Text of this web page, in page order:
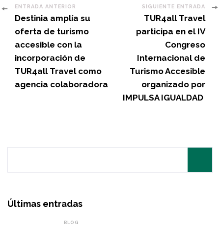
Post
Navigation
ENTRADA ANTERIOR
Destinia amplía su
oferta de turismo
accesible con la
incorporación de
TUR4all Travel como
agencia colaboradora
SIGUIENTE ENTRADA
TUR4all Travel
participa en el IV
Congreso
Internacional de
Turismo Accesible
organizado por
IMPULSA IGUALDAD
Últimas entradas
BLOG